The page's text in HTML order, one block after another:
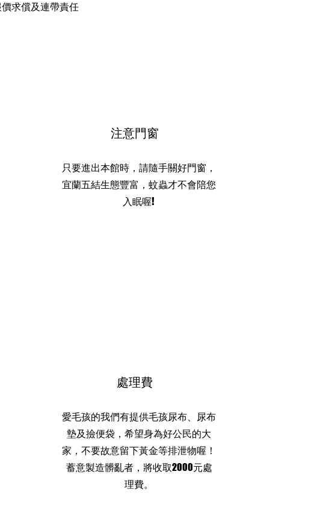
求償及連帶責任
​注意門窗
只要進出本館時，請隨手關好門窗，
宜蘭五結生態豐富，蚊蟲才不會陪您
入眠喔!
處理費
愛毛孩的我們有提供毛孩尿布、尿布
墊及撿便袋，希望身為好公民的大
家，不要故意留下黃金等排泄物喔！
蓄意製造髒亂者，將收取2000元處
理費。